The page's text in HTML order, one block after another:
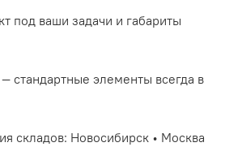
под ваши задачи и габариты
стандартные элементы всегда в
складов: Новосибирск • Москва